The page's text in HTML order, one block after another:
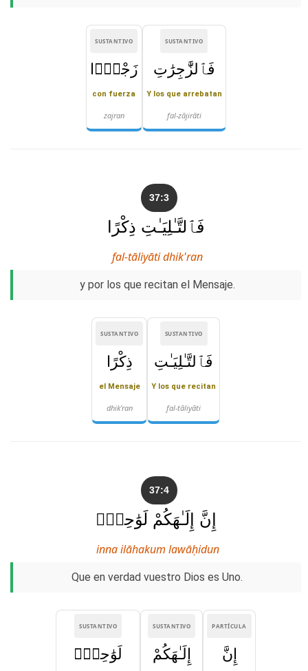
SUSTANTIVO
فَٱلزَّٰجِرَٰتِ
Y los que arrebatan
fal-zājirāti
SUSTANTIVO
زَجْرًۭا
con fuerza
zajran
37:3
فَٱلتَّـٰلِيَـٰتِ ذِكْرًا
fal-tāliyāti dhik'ran
y por los que recitan el Mensaje.
SUSTANTIVO
فَٱلتَّـٰلِيَـٰتِ
Y los que recitan
fal-tāliyāti
SUSTANTIVO
ذِكْرًا
el Mensaje
dhik'ran
37:4
إِنَّ إِلَـٰهَكُمْ لَوَٰحِدٌۭ
inna ilāhakum lawāḥidun
Que en verdad vuestro Dios es Uno.
PARTÍCULA
إِنَّ
SUSTANTIVO
إِلَـٰهَكُمْ
SUSTANTIVO
لَوَٰحِدٌۭ